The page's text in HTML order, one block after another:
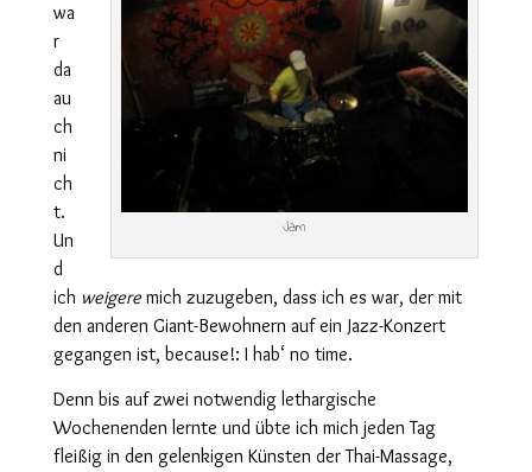
Jam
wa
r
da
au
ch
ni
ch
t.
Un
d
ich weigeremich zuzugeben, dass ich es war, der mit
den anderen Giant-Bewohnern auf ein Jazz-Konzert
gegangen ist, because!: I hab‘ no time.
Denn bis auf zwei notwendig lethargische
Wochenenden lernte und übte ich mich jeden Tag
fleißig in den gelenkigen Künsten der Thai-Massage,